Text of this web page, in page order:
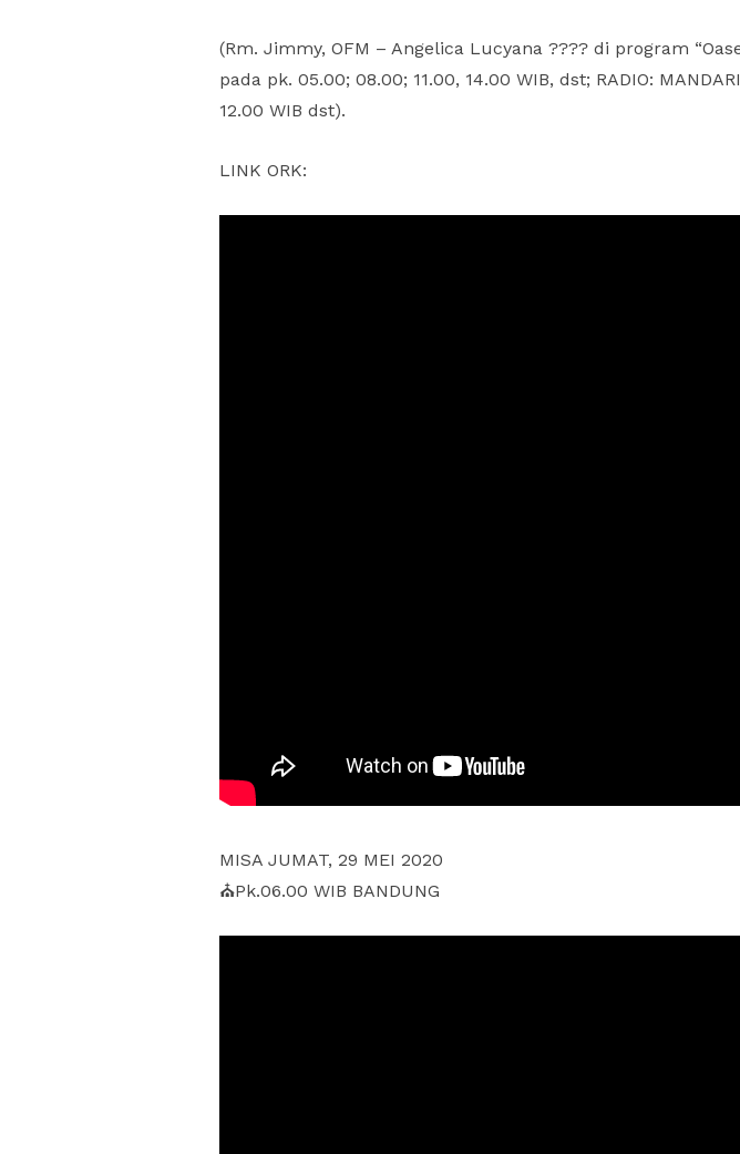
(Rm. Jimmy, OFM – Angelica Lucyana ???? di program
pada pk. 05.00; 08.00; 11.00, 14.00 WIB, dst; RADIO:
12.00 WIB dst).
LINK ORK:
MISA JUMAT, 29 MEI 2020
⛪Pk.06.00 WIB BANDUNG